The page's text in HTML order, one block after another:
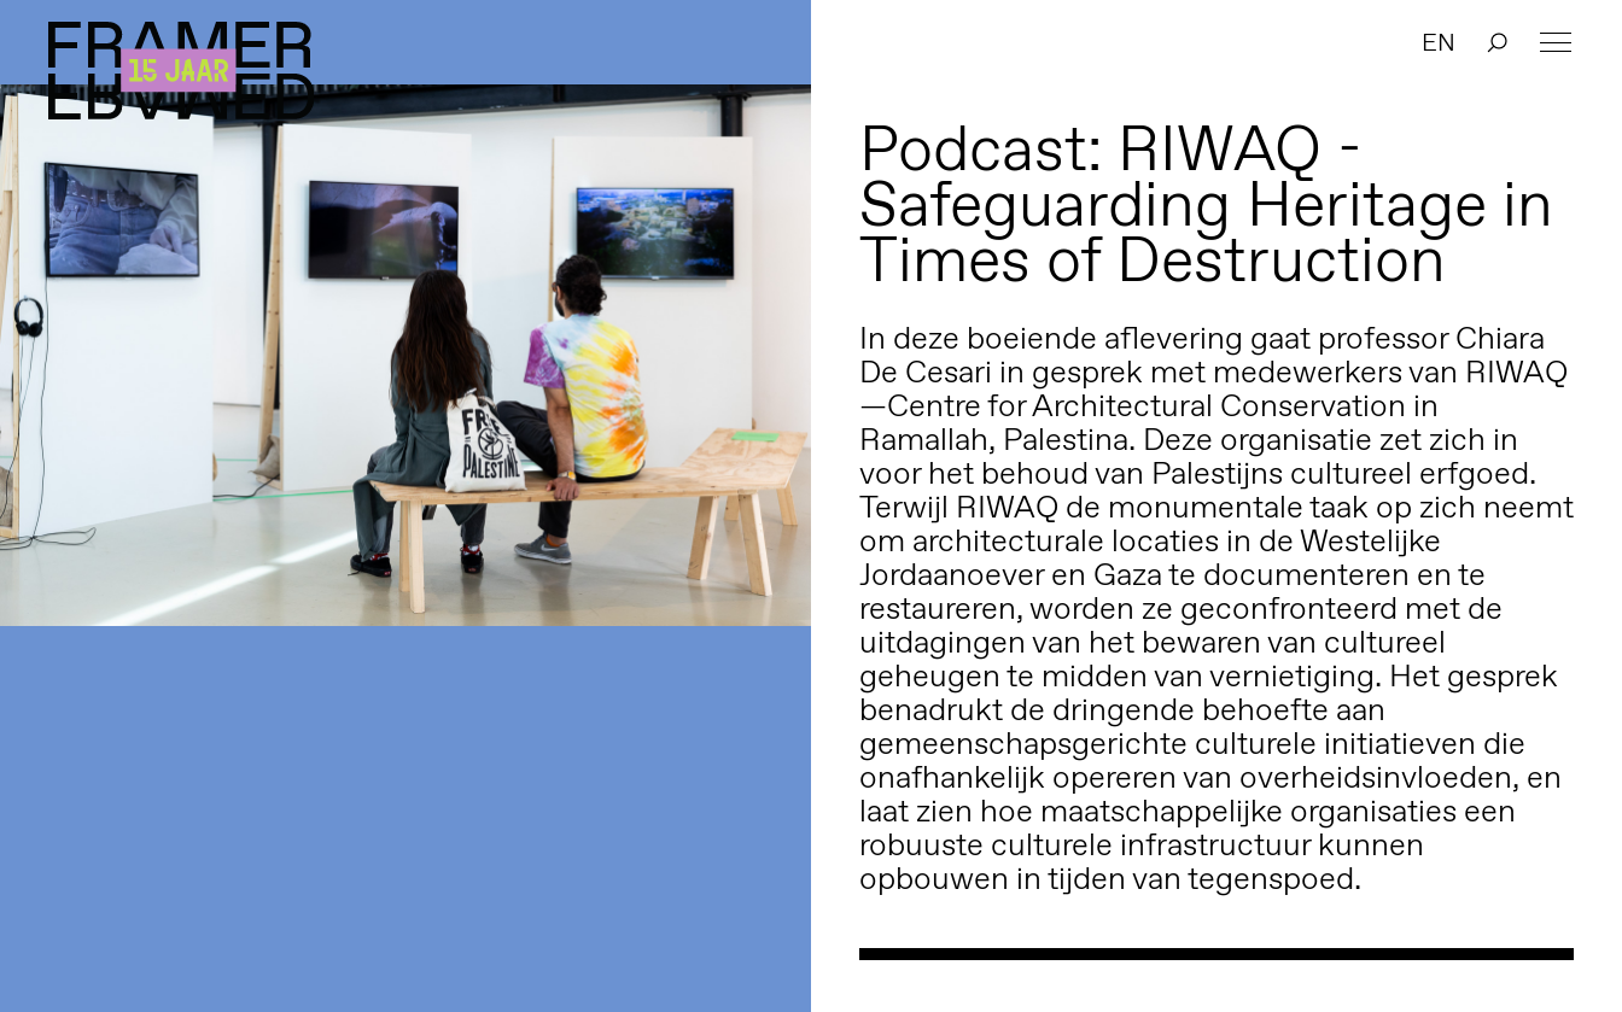
EN
Podcast: RIWAQ -
Safeguarding Heritage in
Times of Destruction
In deze boeiende aflevering gaat professor Chiara
De Cesari in gesprek met medewerkers van RIWAQ
—Centre for Architectural Conservation in
Ramallah, Palestina. Deze organisatie zet zich in
voor het behoud van Palestijns cultureel erfgoed.
Terwijl RIWAQ de monumentale taak op zich neemt
om architecturale locaties in de Westelijke
Jordaanoever en Gaza te documenteren en te
restaureren, worden ze geconfronteerd met de
uitdagingen van het bewaren van cultureel
geheugen te midden van vernietiging. Het gesprek
benadrukt de dringende behoefte aan
gemeenschapsgerichte culturele initiatieven die
onafhankelijk opereren van overheidsinvloeden, en
laat zien hoe maatschappelijke organisaties een
robuuste culturele infrastructuur kunnen
opbouwen in tijden van tegenspoed.